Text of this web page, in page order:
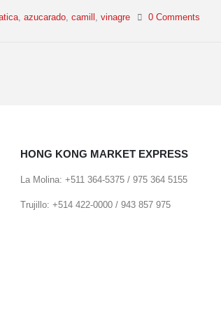
, azucarado, camill , vinagre 0 Comments
HONG KONG MARKET EXPRESS
La Molina: +511 364-5375 / 975 364 5155
Trujillo: +514 422-0000 / 943 857 975